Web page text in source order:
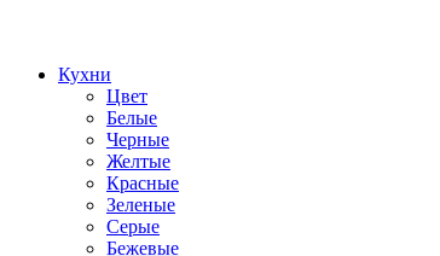
Кухни
Цвет
Белые
Черные
Желтые
Красные
Зеленые
Серые
Бежевые